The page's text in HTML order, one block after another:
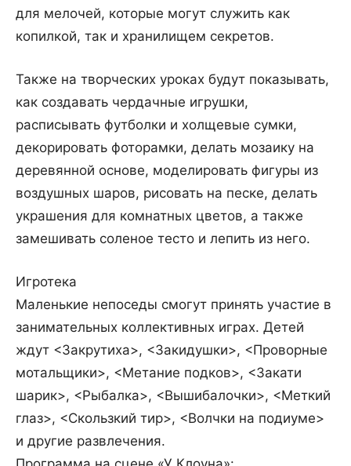
для мелочей, которые могут служить как
копилкой, так и хранилищем секретов.
Также на творческих уроках будут показывать,
как создавать чердачные игрушки,
расписывать футболки и холщевые сумки,
декорировать фоторамки, делать мозаику на
деревянной основе, моделировать фигуры из
воздушных шаров, рисовать на песке, делать
украшения для комнатных цветов, а также
замешивать соленое тесто и лепить из него.
Игротека
Маленькие непоседы смогут принять участие в
занимательных коллективных играх. Детей
ждут <Закрутиха>, <Закидушки>, <Проворные
мотальщики>, <Метание подков>, <Закати
шарик>, <Рыбалка>, <Вышибалочки>, <Меткий
глаз>, <Скользкий тир>, <Волчки на подиуме>
и другие развлечения.